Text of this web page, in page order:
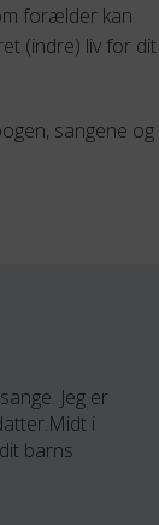
forælder kan
(indre) liv for dit
sangene og
Jeg er
i
barns